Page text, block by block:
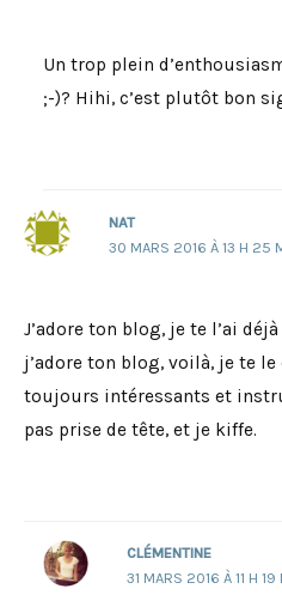
Un trop plein
;-)? Hihi, c’est plutôt bon
NAT
30 MARS 2016 À 13 H 25
J’adore ton blog, je te l’ai
j’adore ton blog, voilà, je te
toujours intéressants et
pas prise de tête, et je kiffe.
CLÉMENTINE
31 MARS 2016 À 11 H 19